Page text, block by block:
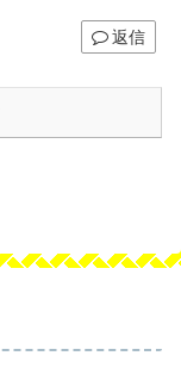
返信